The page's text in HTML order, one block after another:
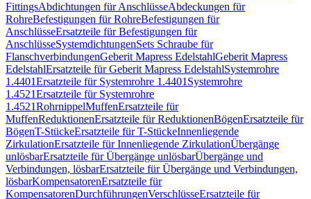
FittingsAbdichtungen für AnschlüsseAbdeckungen für
RohreBefestigungen für RohreBefestigungen für
AnschlüsseErsatzteile für Befestigungen für
AnschlüsseSystemdichtungenSets Schraube für
FlanschverbindungenGeberit Mapress EdelstahlGeberit Mapress
EdelstahlErsatzteile für Geberit Mapress EdelstahlSystemrohre
1.4401Ersatzteile für Systemrohre 1.4401 Systemrohre
1.4521Ersatzteile für Systemrohre
1.4521RohrnippelMuffenErsatzteile für
MuffenReduktionenErsatzteile für ReduktionenBögenErsatzteile für
BögenT-StückeErsatzteile für T-StückeInnenliegende
ZirkulationErsatzteile für Innenliegende ZirkulationÜbergänge
unlösbarErsatzteile für Übergänge unlösbarÜbergänge und
Verbindungen, lösbarErsatzteile für Übergänge und Verbindungen,
lösbarKompensatorenErsatzteile für
KompensatorenDurchführungenVerschlüsseErsatzteile für